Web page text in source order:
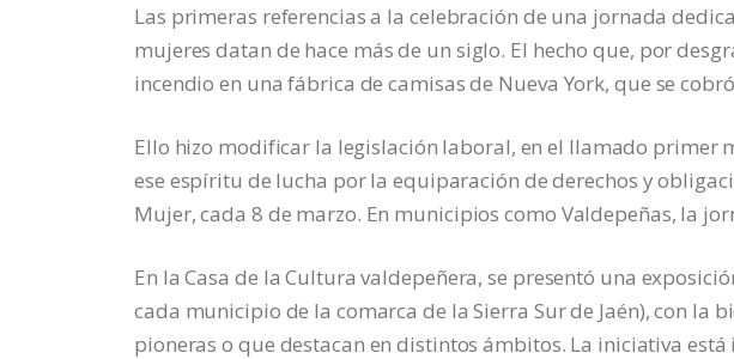
Las primeras referencias a la celebración de una jornada
mujeres datan de hace más de un siglo. El hecho que, por
incendio en una fábrica de camisas de Nueva York, que se
Ello hizo modificar la legislación laboral, en el llamado primer
ese espíritu de lucha por la equiparación de derechos y
Mujer, cada 8 de marzo. En municipios como Valdepeñas, la
En la Casa de la Cultura valdepeñera, se presentó una
cada municipio de la comarca de la Sierra Sur de Jaén), con la
pioneras o que destacan en distintos ámbitos. La iniciativa